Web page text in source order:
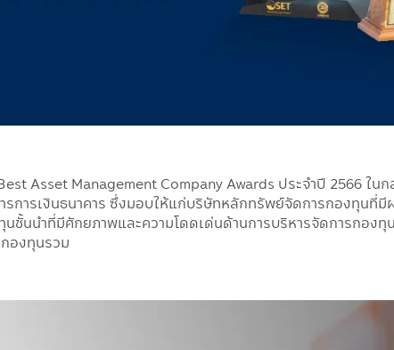
Asset Management Company Awards ประจำปี 2566 ใน
การเงินธนาคาร ซึ่งมอบให้แก่บริษัทหลักทรัพย์จัดการกองทุนที่
นนำที่มีศักยภาพและความโดดเด่นด้านการบริหารจัดการกอง
องทุนรวม